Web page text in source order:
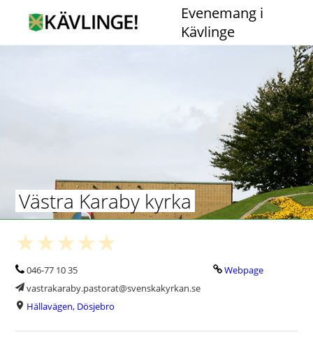
Evenemang i
Kävlinge
Västra Karaby kyrka
046-77 10 35
vastrakaraby.pastorat@svenskakyrkan.se
Hällavägen, Dösjebro
Webpage